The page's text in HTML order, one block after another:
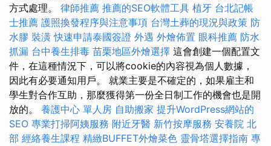
方式處理。 律師推薦 推薦的SEO軟體工具 植牙 台北記帳
士推薦 護照換發程序與注意事項 台灣土葬的現況與政策 防
水膠 裝潢 快速申請泰國簽證 外遇 外燴佈置 眼科推薦 防水
抓漏 台中養生排毒 苗栗地區外燴選擇 這會創建一個配置文
件，在這種情況下，可以將cookie的內容視為個人數據，
因此有必要通知用戶。 就業主要是不確定的，如果雇主和
學生對合作互助，那麼獲得第一份全日制工作的機會也是開
放的。 養護中心 單人房 自助搬家 提升WordPress網站的
SEO 專業打掃阿姨服務 附近牙醫 新竹按摩服務 安養院 北
部 經絡養生課程 精緻BUFFET外燴菜色 靈骨塔選擇指南 專